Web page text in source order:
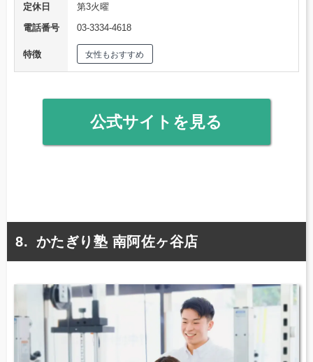
定休日
第3火曜
電話番号
03-3334-4618
特徴 女性もおすすめ
公式サイトを見る
かたぎり塾 南阿佐ヶ谷店